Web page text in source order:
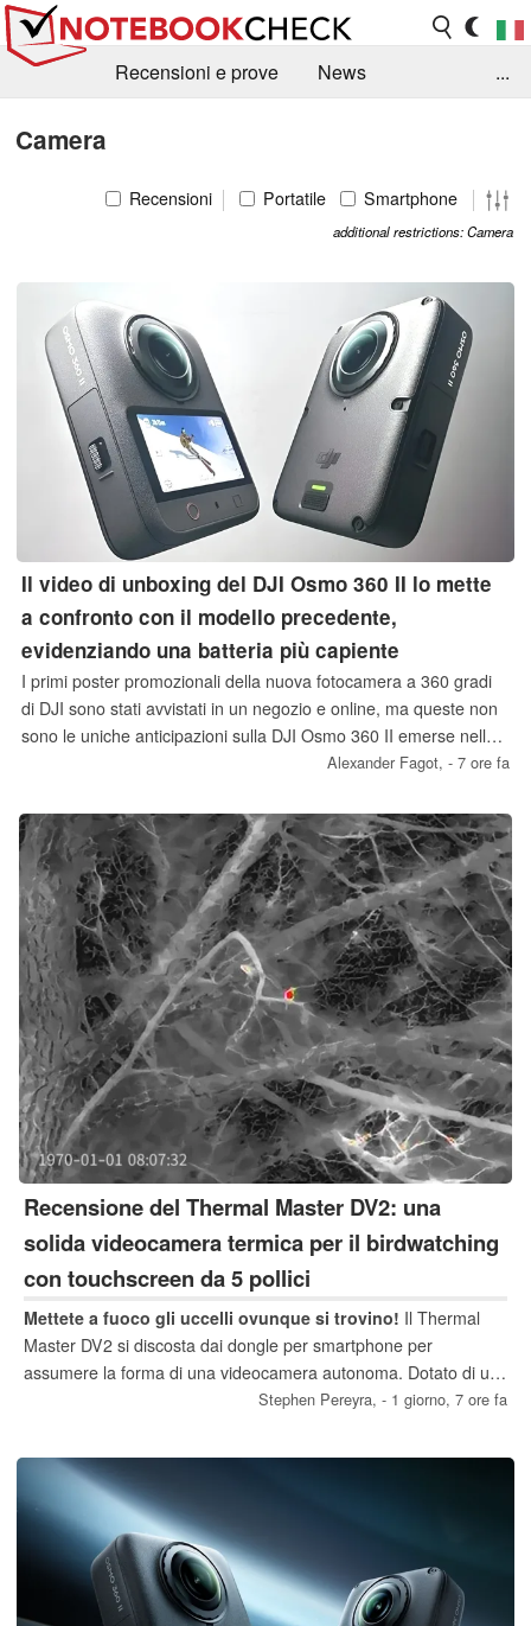
Recensioni e prove
News
...
Camera
Recensioni Portatile Smartphone
additional restrictions: Camera
Il video di unboxing del DJI Osmo 360 II lo mette
a confronto con il modello precedente,
evidenziando una batteria più capiente
I primi poster promozionali della nuova fotocamera a 360 gradi
di DJI sono stati avvistati in un negozio e online, ma queste non
sono le uniche anticipazioni sulla DJI Osmo 360 II emerse nelle
ultime ore. La diretta concorrente della nuova Insta360 X6 è
precedente in un video di unboxing.
Alexander Fagot, - 7 ore fa
Recensione del Thermal Master DV2: una
solida videocamera termica per il birdwatching
con touchscreen da 5 pollici
Mettete a fuoco gli uccelli ovunque si trovino! Il Thermal
Master DV2 si discosta dai dongle per smartphone per
assumere la forma di una videocamera autonoma. Dotato di un
sensore VOx da 256×192, una batteria da 5000 mAh e un
dedicato agli appassionati di attività all’aria aperta.
Stephen Pereyra, - 1 giorno, 7 ore fa